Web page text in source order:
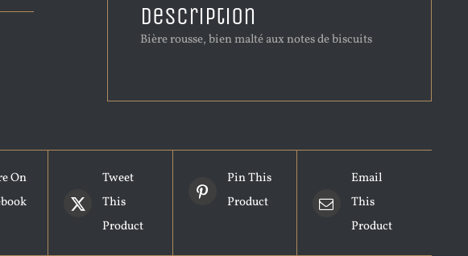
Description
Bière rousse, bien malté aux notes de biscuits
On
Tweet
This
Product
Pin This
Product
Email
This
Product